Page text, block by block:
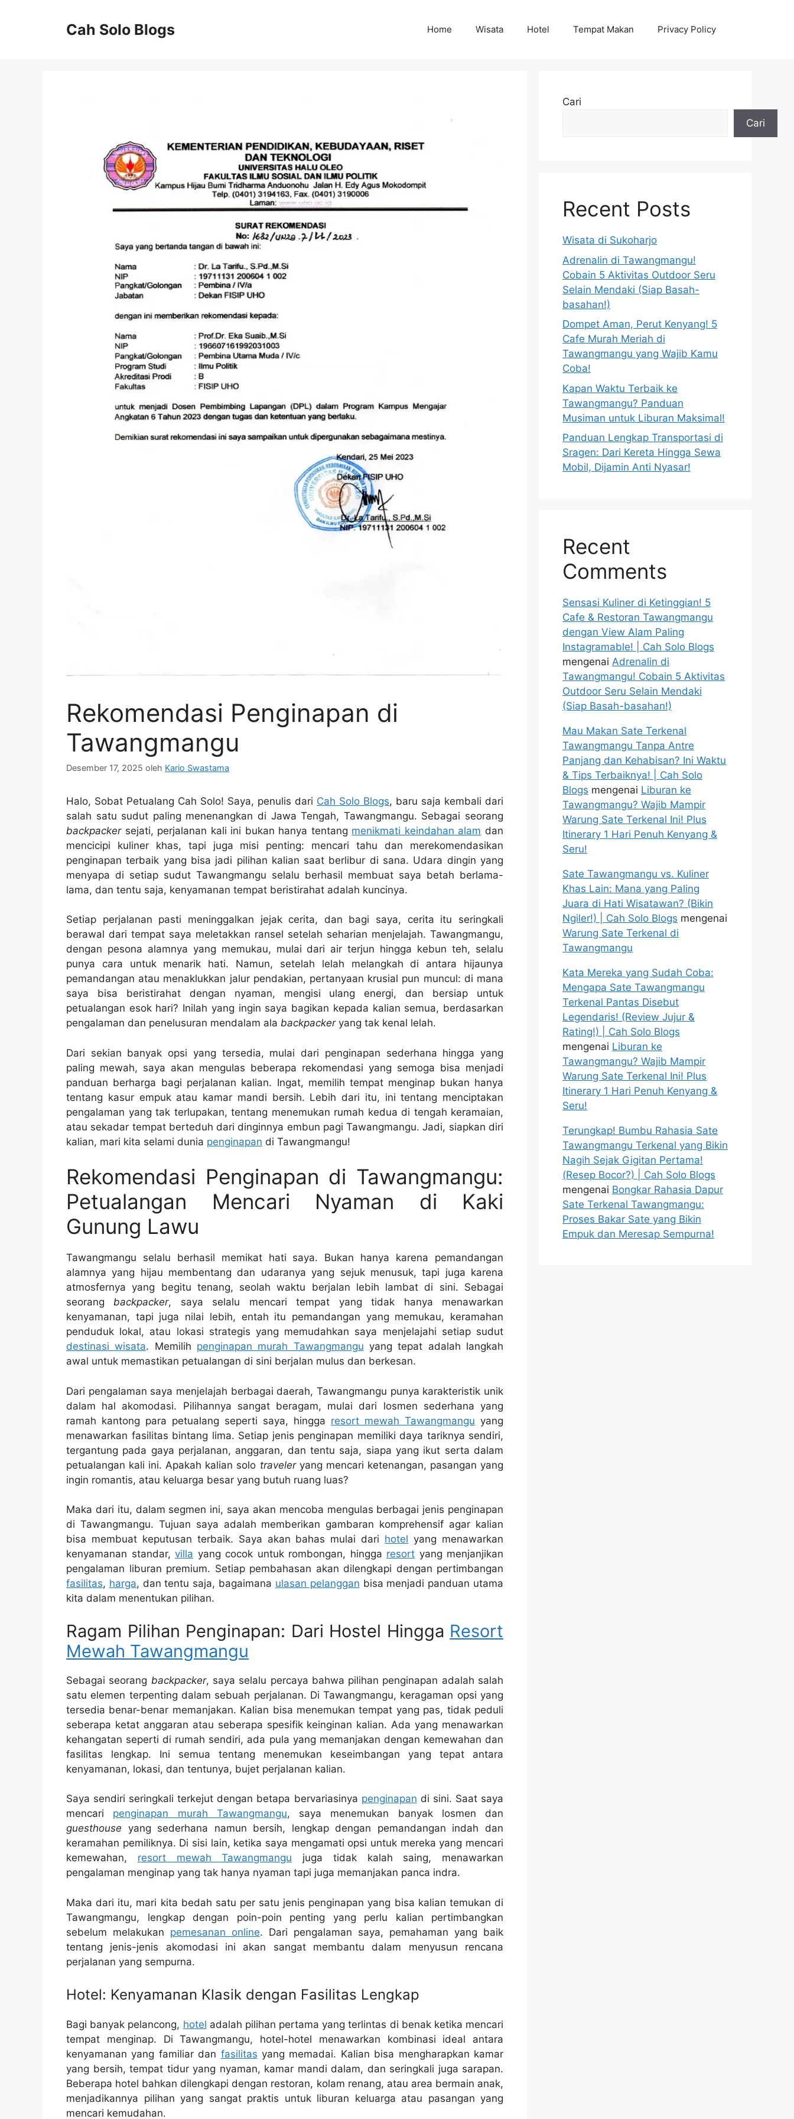
Cah Solo Blogs Home Wisata Hotel Tempat Makan Privacy Policy
Rekomendasi Penginapan di
Tawangmangu
Desember 17, 2025 oleh Kario Swastama
Halo, Sobat Petualang Cah Solo! Saya, penulis dari Cah Solo Blogs, baru saja kembali dari
salah satu sudut paling menenangkan di Jawa Tengah, Tawangmangu. Sebagai seorang
backpackersejati, perjalanan kali ini bukan hanya tentang menikmati keindahan alam dan
mencicipi kuliner khas, tapi juga misi penting: mencari tahu dan merekomendasikan
penginapan terbaik yang bisa jadi pilihan kalian saat berlibur di sana. Udara dingin yang
menyapa di setiap sudut Tawangmangu selalu berhasil membuat saya betah berlama-
lama, dan tentu saja, kenyamanan tempat beristirahat adalah kuncinya.
Setiap perjalanan pasti meninggalkan jejak cerita, dan bagi saya, cerita itu seringkali
berawal dari tempat saya meletakkan ransel setelah seharian menjelajah. Tawangmangu,
dengan pesona alamnya yang memukau, mulai dari air terjun hingga kebun teh, selalu
punya cara untuk menarik hati. Namun, setelah lelah melangkah di antara hijaunya
pemandangan atau menaklukkan jalur pendakian, pertanyaan krusial pun muncul: di mana
saya bisa beristirahat dengan nyaman, mengisi ulang energi, dan bersiap untuk
petualangan esok hari? Inilah yang ingin saya bagikan kepada kalian semua, berdasarkan
pengalaman dan penelusuran mendalam ala backpackeryang tak kenal lelah.
Dari sekian banyak opsi yang tersedia, mulai dari penginapan sederhana hingga yang
paling mewah, saya akan mengulas beberapa rekomendasi yang semoga bisa menjadi
panduan berharga bagi perjalanan kalian. Ingat, memilih tempat menginap bukan hanya
tentang kasur empuk atau kamar mandi bersih. Lebih dari itu, ini tentang menciptakan
pengalaman yang tak terlupakan, tentang menemukan rumah kedua di tengah keramaian,
atau sekadar tempat berteduh dari dinginnya embun pagi Tawangmangu. Jadi, siapkan diri
kalian, mari kita selami dunia penginapan di Tawangmangu!
Rekomendasi Penginapan di Tawangmangu:
Petualangan Mencari Nyaman di Kaki
Gunung Lawu
Tawangmangu selalu berhasil memikat hati saya. Bukan hanya karena pemandangan
alamnya yang hijau membentang dan udaranya yang sejuk menusuk, tapi juga karena
atmosfernya yang begitu tenang, seolah waktu berjalan lebih lambat di sini. Sebagai
seorangbackpacker, saya selalu mencari tempat yang tidak hanya menawarkan
kenyamanan, tapi juga nilai lebih, entah itu pemandangan yang memukau, keramahan
penduduk lokal, atau lokasi strategis yang memudahkan saya menjelajahi setiap sudut
destinasi wisata. Memilih penginapan murah Tawangmangu yang tepat adalah langkah
awal untuk memastikan petualangan di sini berjalan mulus dan berkesan.
Dari pengalaman saya menjelajah berbagai daerah, Tawangmangu punya karakteristik unik
dalam hal akomodasi. Pilihannya sangat beragam, mulai dari losmen sederhana yang
ramah kantong para petualang seperti saya, hingga resort mewah Tawangmangu yang
menawarkan fasilitas bintang lima. Setiap jenis penginapan memiliki daya tariknya sendiri,
tergantung pada gaya perjalanan, anggaran, dan tentu saja, siapa yang ikut serta dalam
petualangan kali ini. Apakah kalian solo traveleryang mencari ketenangan, pasangan yang
ingin romantis, atau keluarga besar yang butuh ruang luas?
Maka dari itu, dalam segmen ini, saya akan mencoba mengulas berbagai jenis penginapan
di Tawangmangu. Tujuan saya adalah memberikan gambaran komprehensif agar kalian
bisa membuat keputusan terbaik. Saya akan bahas mulai dari hotel yang menawarkan
kenyamanan standar, villa yang cocok untuk rombongan, hingga resort yang menjanjikan
pengalaman liburan premium. Setiap pembahasan akan dilengkapi dengan pertimbangan
fasilitas, harga, dan tentu saja, bagaimana ulasan pelanggan bisa menjadi panduan utama
kita dalam menentukan pilihan.
Ragam Pilihan Penginapan: Dari Hostel Hingga Resort
Mewah Tawangmangu
Sebagai seorang backpacker, saya selalu percaya bahwa pilihan penginapan adalah salah
satu elemen terpenting dalam sebuah perjalanan. Di Tawangmangu, keragaman opsi yang
tersedia benar-benar memanjakan. Kalian bisa menemukan tempat yang pas, tidak peduli
seberapa ketat anggaran atau seberapa spesifik keinginan kalian. Ada yang menawarkan
kehangatan seperti di rumah sendiri, ada pula yang memanjakan dengan kemewahan dan
fasilitas lengkap. Ini semua tentang menemukan keseimbangan yang tepat antara
kenyamanan, lokasi, dan tentunya, bujet perjalanan kalian.
Saya sendiri seringkali terkejut dengan betapa bervariasinya penginapan di sini. Saat saya
mencari penginapan murah Tawangmangu, saya menemukan banyak losmen dan
guesthouse yang sederhana namun bersih, lengkap dengan pemandangan indah dan
keramahan pemiliknya. Di sisi lain, ketika saya mengamati opsi untuk mereka yang mencari
kemewahan, resort mewah Tawangmangu juga tidak kalah saing, menawarkan
pengalaman menginap yang tak hanya nyaman tapi juga memanjakan panca indra.
Maka dari itu, mari kita bedah satu per satu jenis penginapan yang bisa kalian temukan di
Tawangmangu, lengkap dengan poin-poin penting yang perlu kalian pertimbangkan
sebelum melakukan pemesanan online. Dari pengalaman saya, pemahaman yang baik
tentang jenis-jenis akomodasi ini akan sangat membantu dalam menyusun rencana
perjalanan yang sempurna.
Hotel: Kenyamanan Klasik dengan Fasilitas Lengkap
Bagi banyak pelancong, hotel adalah pilihan pertama yang terlintas di benak ketika mencari
tempat menginap. Di Tawangmangu, hotel-hotel menawarkan kombinasi ideal antara
kenyamanan yang familiar dan fasilitas yang memadai. Kalian bisa mengharapkan kamar
yang bersih, tempat tidur yang nyaman, kamar mandi dalam, dan seringkali juga sarapan.
Beberapa hotel bahkan dilengkapi dengan restoran, kolam renang, atau area bermain anak,
menjadikannya pilihan yang sangat praktis untuk liburan keluarga atau pasangan yang
mencari kemudahan.
Cari
Cari
Recent Posts
Wisata di Sukoharjo
Adrenalin di Tawangmangu!
Cobain 5 Aktivitas Outdoor Seru
Selain Mendaki (Siap Basah-
basahan!)
Dompet Aman, Perut Kenyang! 5
Cafe Murah Meriah di
Tawangmangu yang Wajib Kamu
Coba!
Kapan Waktu Terbaik ke
Tawangmangu? Panduan
Musiman untuk Liburan Maksimal!
Panduan Lengkap Transportasi di
Sragen: Dari Kereta Hingga Sewa
Mobil, Dijamin Anti Nyasar!
Recent
Comments
Sensasi Kuliner di Ketinggian! 5
Cafe & Restoran Tawangmangu
dengan View Alam Paling
Instagramable! | Cah Solo Blogs
mengenai Adrenalin di
Tawangmangu! Cobain 5 Aktivitas
Outdoor Seru Selain Mendaki
(Siap Basah-basahan!)
Mau Makan Sate Terkenal
Tawangmangu Tanpa Antre
Panjang dan Kehabisan? Ini Waktu
& Tips Terbaiknya! | Cah Solo
Blogs mengenai Liburan ke
Tawangmangu? Wajib Mampir
Warung Sate Terkenal Ini! Plus
Itinerary 1 Hari Penuh Kenyang &
Seru!
Sate Tawangmangu vs. Kuliner
Khas Lain: Mana yang Paling
Juara di Hati Wisatawan? (Bikin
Ngiler!) | Cah Solo Blogs mengenai
Warung Sate Terkenal di
Tawangmangu
Kata Mereka yang Sudah Coba:
Mengapa Sate Tawangmangu
Terkenal Pantas Disebut
Legendaris! (Review Jujur &
Rating!) | Cah Solo Blogs
mengenai Liburan ke
Tawangmangu? Wajib Mampir
Warung Sate Terkenal Ini! Plus
Itinerary 1 Hari Penuh Kenyang &
Seru!
Terungkap! Bumbu Rahasia Sate
Tawangmangu Terkenal yang Bikin
Nagih Sejak Gigitan Pertama!
(Resep Bocor?) | Cah Solo Blogs
mengenai Bongkar Rahasia Dapur
Sate Terkenal Tawangmangu:
Proses Bakar Sate yang Bikin
Empuk dan Meresap Sempurna!